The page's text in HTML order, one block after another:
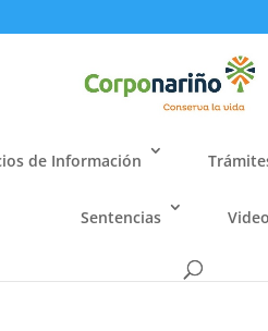
de Información
Sentencias